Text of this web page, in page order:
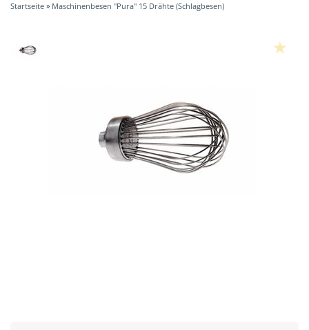
Startseite » Maschinenbesen "Pura" 15 Drähte (Schlagbesen)